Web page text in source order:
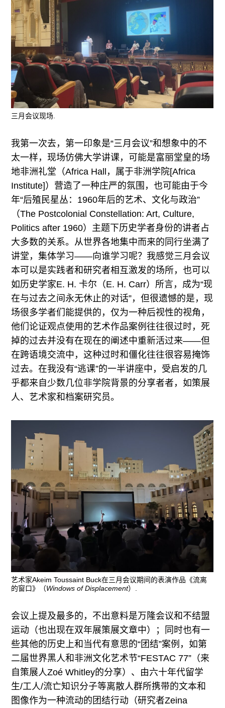
三月会议现场.
我第一次去，第一印象是“三月会议”和想象中的不
太一样，现场仿佛大学讲课，可能是富丽堂皇的场
地非洲礼堂（Africa Hall，属于非洲学院[Africa
Institute]）营造了一种庄严的氛围，也可能由于今
年“后殖民星丛：1960年后的艺术、文化与政治”
（The Postcolonial Constellation: Art, Culture,
Politics after 1960）主题下历史学者身份的讲者占
大多数的关系。从世界各地集中而来的同行坐满了
讲堂，集体学习——向谁学习呢？我感觉三月会议
本可以是实践者和研究者相互激发的场所，也可以
如历史学家E. H. 卡尔（E. H. Carr）所言，成为“现
在与过去之间永无休止的对话”，但很遗憾的是，现
场很多学者们能提供的，仅为一种后视性的视角，
他们论证观点使用的艺术作品案例往往很过时，死
掉的过去并没有在现在的阐述中重新活过来——但
在跨语境交流中，这种过时和僵化往往很容易掩饰
过去。在我没有“逃课”的一半讲座中，受启发的几
乎都来自少数几位非学院背景的分享者者，如策展
人、艺术家和档案研究员。
艺术家Akeim Toussaint Buck在三月会议期间的表演作品《流离
的窗口》（Windows of Displacement）.
会议上提及最多的，不出意料是万隆会议和不结盟
运动（也出现在双年展策展文章中）；同时也有一
些其他的历史上和当代有意思的“团结”案例，如第
二届世界黑人和非洲文化艺术节“FESTAC 77”（来
自策展人Zoé Whitley的分享）、由六十年代留学
生/工人/流亡知识分子等离散人群所携带的文本和
图像作为一种流动的团结行动（研究者Zeina